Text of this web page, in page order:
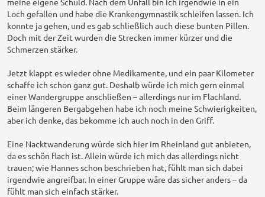
Loch gefallen und habe die Krankengymnastik schleifen lassen. Ich
konnte ja gehen, und es gab schließlich auch diese bunten Pillen.
Doch mit der Zeit wurden die Strecken immer kürzer und die
Schmerzen stärker.
Jetzt klappt es wieder ohne Medikamente, und ein paar Kilometer
schaffe ich schon ganz gut. Deshalb würde ich mich gern einmal
einer Wandergruppe anschließen – allerdings nur im Flachland.
Beim längeren Bergabgehen habe ich noch meine Schwierigkeiten,
aber ich denke, das bekomme ich auch noch in den Griff.
Eine Nacktwanderung würde sich hier im Rheinland gut anbieten,
da es schön flach ist. Allein würde ich mich das allerdings nicht
trauen; wie Hannes schon beschrieben hat, fühlt man sich dabei
irgendwie angreifbar. In einer Gruppe wäre das sicher anders – da
fühlt man sich einfach stärker.